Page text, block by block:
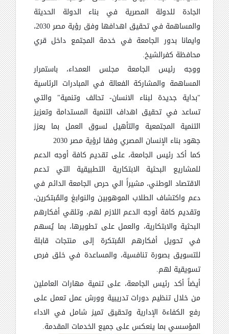
الجادة للدولة المصرية في بناء الدولة الحديثة
والمساهمة في تحقيق اهدافها وفق رؤية مصر 2030،
وايمانا بدور الجامعة في خدمة المجتمع داخل قري
محافظة كفرالشيخ.
ووجه رئيس الجامعة مجلس العمداء، باستمرار
المساهمة والمشاركة الفعالة في المبادرات الرئاسية
"بداية جديدة لبناء الانسان- تحالف وتنمية" والتي
تساعد في تحقيق اهداف التنمية المستدامة وتعزيز
التنمية المجتمعية والتأهيل لسوق العمل بما يعزز
جهود بناء الإنسان المصري وفقا لرؤية مصر 2030
كما أكد رئيس الجامعة، على تقديم كافة أوجه الدعم
للمشاريع البحثية الابتكارية التطبيقية التي تدعم
الاقتصاد الوطني، مشيراً الي حرص الجامعة الدائم في
دعم واكتشاف الطلاب الموهوبين والنوابغ والمُبتكرين،
وتقديم كافة أوجه الدعم اللازم لهم، وتلقي أفكارهم
البحثية والابتكارية، والعمل على تطويرها، بما يُسهم
في تحويل أفكارهم المُبتكرة إلى منتجات قابلة
للتسويق بصورة تنافسية، والمساعدة في خلق فرص
تسويقية لهم.
أيضاً أكد رئيس الجامعة، على تنمية مهارات العاملين
من خلال تنظيم دورات تدريبية وورش عمل تعمل على
رفع الكفاءة الإدارية وتحقيق تميز شامل في الاداء
المؤسسي بما ينعكس على جميع الخدمات المقدمة.